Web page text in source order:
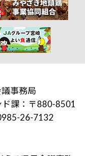
事務局
課：〒880-8501
26-7132